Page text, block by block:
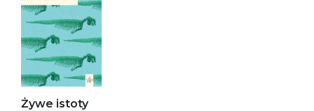
Żywe istoty